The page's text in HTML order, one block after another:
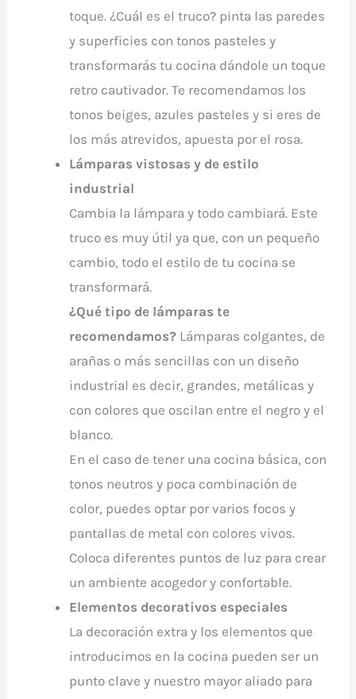
toque. ¿Cuál es el truco? pinta las paredes
y superficies con tonos pasteles y
transformarás tu cocina dándole un toque
retro cautivador. Te recomendamos los
tonos beiges, azules pasteles y si eres de
los más atrevidos, apuesta por el rosa.
Lámparas vistosas y de estilo
industrial
Cambia la lámpara y todo cambiará. Este
truco es muy útil ya que, con un pequeño
cambio, todo el estilo de tu cocina se
transformará.
¿Qué tipo de lámparas te
recomendamos? Lámparas colgantes, de
arañas o más sencillas con un diseño
industrial es decir, grandes, metálicas y
con colores que oscilan entre el negro y el
blanco.
En el caso de tener una cocina básica, con
tonos neutros y poca combinación de
color, puedes optar por varios focos y
pantallas de metal con colores vivos.
Coloca diferentes puntos de luz para crear
un ambiente acogedor y confortable.
Elementos decorativos especiales
La decoración extra y los elementos que
introducimos en la cocina pueden ser un
punto clave y nuestro mayor aliado para